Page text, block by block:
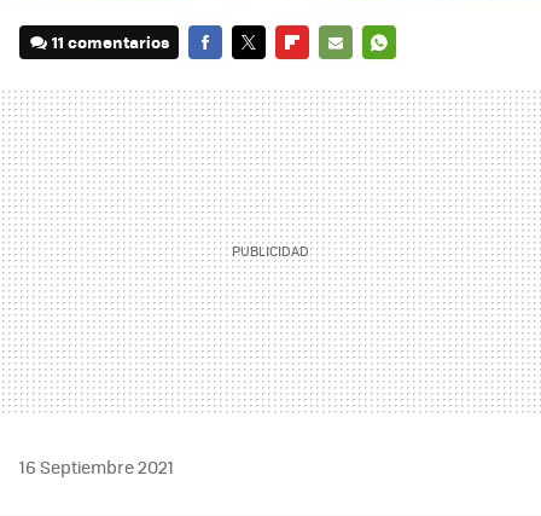
11 comentarios
MAIL
16 Septiembre 2021